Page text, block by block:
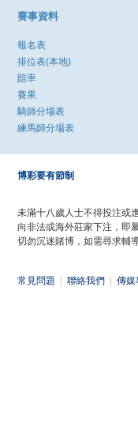
賽事資料
報名表
排位表(本地)
賠率
賽果
騎師分場表
練馬師分場表
博彩要有節制
未滿十八歲人士不得投注或
向非法或海外莊家下注，即
切勿沉迷賭博，如需尋求輔
常見問題 聯絡我們 傳媒